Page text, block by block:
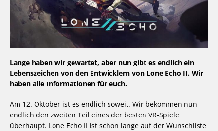
Lange haben wir gewartet, aber nun gibt es endlich ein
Lebenszeichen von den Entwicklern von Lone Echo II. Wir
haben alle Informationen für euch.
Am 12. Oktober ist es endlich soweit. Wir bekommen nun
endlich den zweiten Teil eines der besten VR-Spiele
überhaupt. Lone Echo II ist schon lange auf der Wunschliste